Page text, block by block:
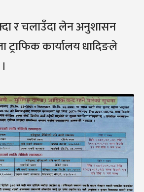
र चलाउँदा लेन अनुशासन
ट्राफिक कार्यालय धादिङले